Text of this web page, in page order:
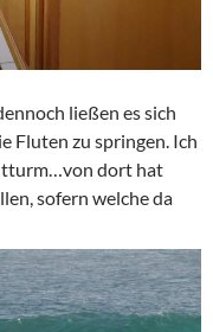
ließen es sich
Fluten zu springen. Ich
dort hat
sofern welche da